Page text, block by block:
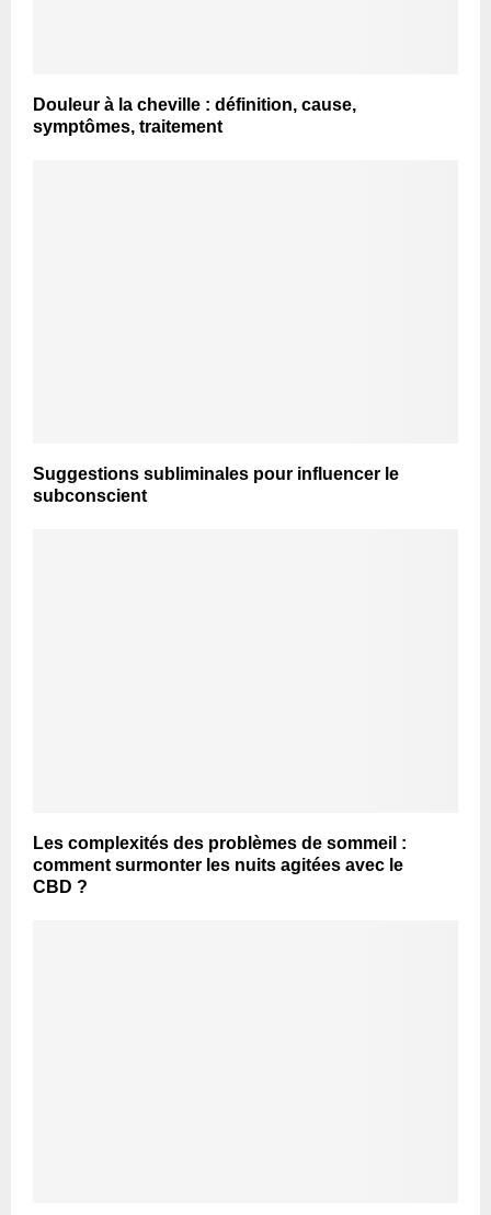
Douleur à la cheville : définition, cause,
symptômes, traitement
Suggestions subliminales pour influencer le
subconscient
Les complexités des problèmes de sommeil :
comment surmonter les nuits agitées avec le
CBD ?